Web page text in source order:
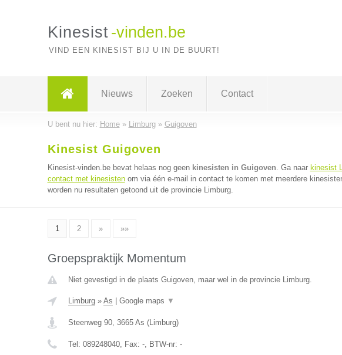
Kinesist -vinden.be
VIND EEN KINESIST BIJ U IN DE BUURT!
Nieuws Zoeken Contact
U bent nu hier: Home» Limburg» Guigoven
Kinesist Guigoven
Kinesist-vinden.be bevat helaas nog geen kinesisten in Guigoven. Ga naar kinesist
contact met kinesistenom via één e-mail in contact te komen met meerdere
worden nu resultaten getoond uit de provincie Limburg.
1 2 » »»
Groepspraktijk Momentum
Niet gevestigd in de plaats Guigoven, maar wel in de provincie Limburg.
Limburg» As Google maps ▼
Steenweg 90, 3665 As (Limburg)
Tel: 089248040, Fax: -, BTW-nr: -